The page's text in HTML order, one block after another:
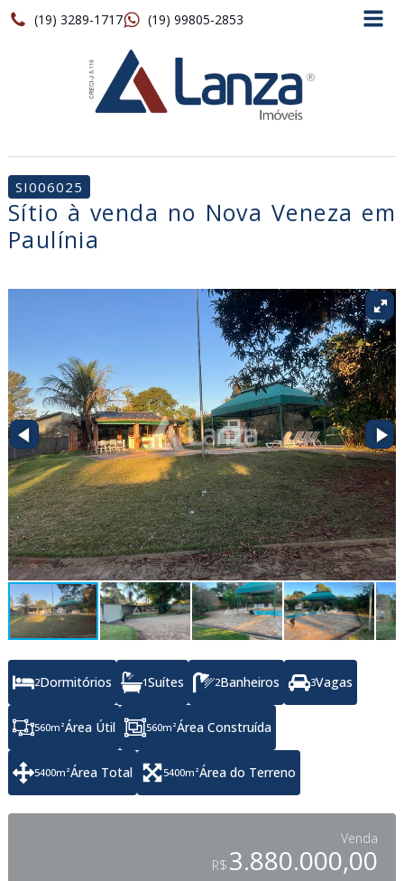
(19) 3289-1717 (19) 99805-2853
SI006025
Sítio à venda no Nova Veneza em
Paulínia
2Dormitórios 1Suítes 2Banheiros 3Vagas
560m²Área Útil 560m²Área Construída
5400m²Área Total 5400m²Área do Terreno
Venda
R$ 3.880.000,00